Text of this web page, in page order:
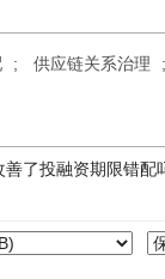
; 供应链关系治理 ;
善了投融资期限错